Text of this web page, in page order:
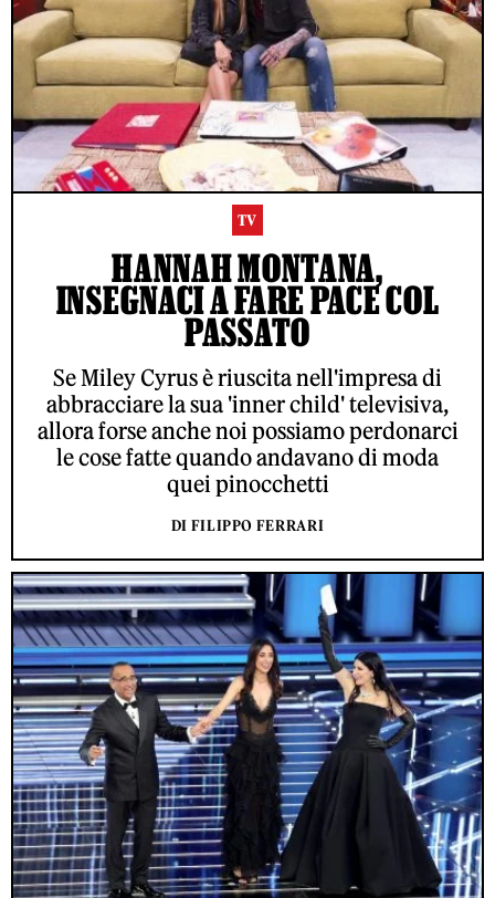
TV
HANNAH MONTANA,
INSEGNACI A FARE PACE COL
PASSATO
Se Miley Cyrus è riuscita nell'impresa di
abbracciare la sua 'inner child' televisiva,
allora forse anche noi possiamo perdonarci
le cose fatte quando andavano di moda
quei pinocchetti
DI FILIPPO FERRARI